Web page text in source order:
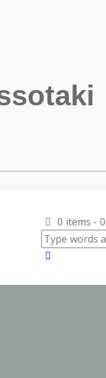
0 items -